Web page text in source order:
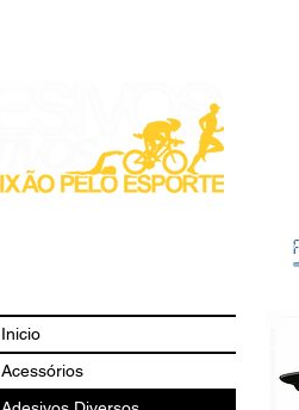
Inicio
Acessórios